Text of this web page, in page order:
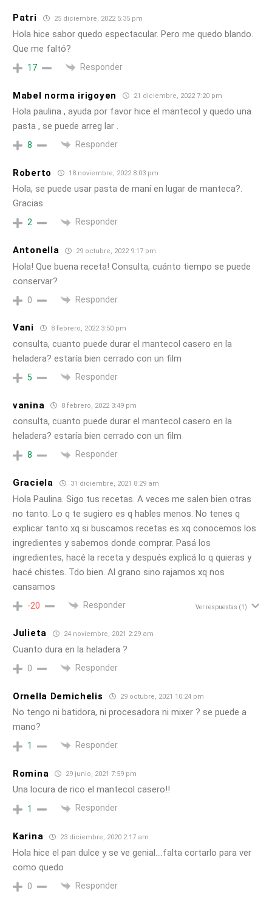
Patri 25 diciembre, 2022 5:35 pm
Hola hice sabor quedo espectacular. Pero me quedo blando.
Que me faltó?
17 Responder
Mabel norma irigoyen 21 diciembre, 2022 7:20 pm
Hola paulina , ayuda por favor hice el mantecol y quedo una
pasta , se puede arreg lar .
8 Responder
Roberto 18 noviembre, 2022 8:03 pm
Hola, se puede usar pasta de maní en lugar de manteca?.
Gracias
2 Responder
Antonella 29 octubre, 2022 9:17 pm
Hola! Que buena receta! Consulta, cuánto tiempo se puede
conservar?
0 Responder
Vani 8 febrero, 2022 3:50 pm
consulta, cuanto puede durar el mantecol casero en la
heladera? estaría bien cerrado con un film
5 Responder
vanina 8 febrero, 2022 3:49 pm
consulta, cuanto puede durar el mantecol casero en la
heladera? estaría bien cerrado con un film
8 Responder
Graciela 31 diciembre, 2021 8:29 am
Hola Paulina. Sigo tus recetas. A veces me salen bien otras
no tanto. Lo q te sugiero es q hables menos. No tenes q
explicar tanto xq si buscamos recetas es xq conocemos los
ingredientes y sabemos donde comprar. Pasá los
ingredientes, hacé la receta y después explicá lo q quieras y
hacé chistes. Tdo bien. Al grano sino rajamos xq nos
cansamos
-20 Responder Ver respuestas (1)
Julieta 24 noviembre, 2021 2:29 am
Cuanto dura en la heladera ?
0 Responder
Ornella Demichelis 29 octubre, 2021 10:24 pm
No tengo ni batidora, ni procesadora ni mixer ? se puede a
mano?
1 Responder
Romina 29 junio, 2021 7:59 pm
Una locura de rico el mantecol casero!!
1 Responder
Karina 23 diciembre, 2020 2:17 am
Hola hice el pan dulce y se ve genial….falta cortarlo para ver
como quedo
0 Responder